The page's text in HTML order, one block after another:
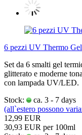
6 pezzi UV Thermo
Set da 6 smalti gel
glitterato e moderne
con lampada UV/LED.
Stock:
ca. 3 - 7 days
(all`estero possono
12,99 EUR
30,93 EUR per 100ml